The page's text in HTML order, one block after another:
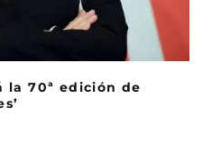
la 70ª edición de